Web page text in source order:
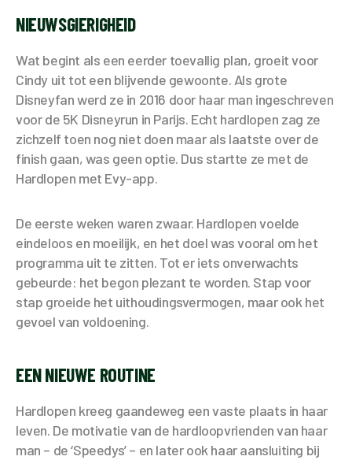
NIEUWSGIERIGHEID
Wat begint als een eerder toevallig plan, groeit voor
Cindy uit tot een blijvende gewoonte. Als grote
Disneyfan werd ze in 2016 door haar man ingeschreven
voor de 5K Disneyrun in Parijs. Echt hardlopen zag ze
zichzelf toen nog niet doen maar als laatste over de
finish gaan, was geen optie. Dus startte ze met de
Hardlopen met Evy-app.
De eerste weken waren zwaar. Hardlopen voelde
eindeloos en moeilijk, en het doel was vooral om het
programma uit te zitten. Tot er iets onverwachts
gebeurde: het begon plezant te worden. Stap voor
stap groeide het uithoudingsvermogen, maar ook het
gevoel van voldoening.
EEN NIEUWE ROUTINE
Hardlopen kreeg gaandeweg een vaste plaats in haar
leven. De motivatie van de hardloopvrienden van haar
man – de ‘Speedys’ – en later ook haar aansluiting bij